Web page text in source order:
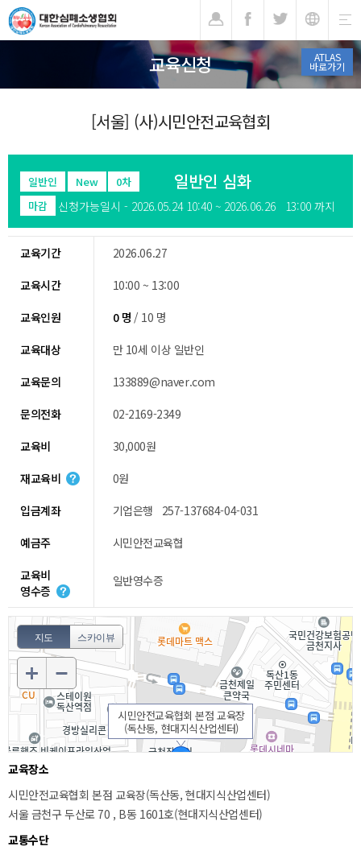
ATLAS
바로가기
교육신청
[서울] (사)시민안전교육협회
일반인 New 0차 일반인 심화
마감 신청가능일시 - 2026.05.24 10:40 ~ 2026.06.26 13:00 까지
교육기간
2026.06.27
교육시간
10:00 ~ 13:00
교육인원
0 명 / 10 명
교육대상
만 10세 이상 일반인
교육문의
133889@naver.com
문의전화
02-2169-2349
교육비
30,000원
재교육비
0원
입금계좌
기업은행 257-137684-04-031
예금주
시민안전교육협
교육비
영수증
일반영수증
지도 스카이뷰
시민안전교육협회 본점 교육장
(독산동, 현대지식산업센터)
교육장소
시민안전교육협회 본점 교육장(독산동, 현대지식산업센터)
서울 금천구 두산로 70 , B동 1601호(현대지식산업센터)
교통수단